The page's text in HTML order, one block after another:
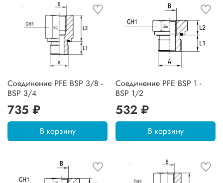
Соединение PFE BSP 3/8 -
BSP 3/4
735 ₽
В корзину
Соединение PFE BSP 1 -
BSP 1/2
532 ₽
В корзину